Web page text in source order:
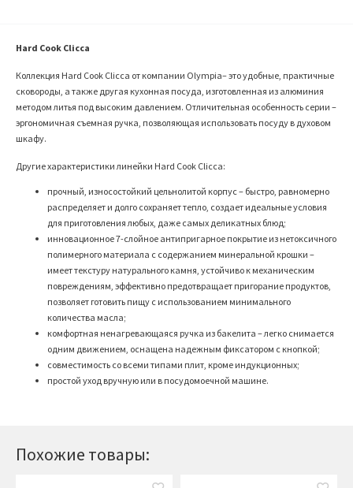
Похожие товары:
Hard Cook Clicca
Коллекция Hard Cook Clicca от компании Olympia– это удобные, практичные
сковороды, а также другая кухонная посуда, изготовленная из алюминия
методом литья под высоким давлением. Отличительная особенность серии –
эргономичная съемная ручка, позволяющая использовать посуду в духовом
шкафу.
Другие характеристики линейки Hard Cook Clicca:
прочный, износостойкий цельнолитой корпус – быстро, равномерно
распределяет и долго сохраняет тепло, создает идеальные условия
для приготовления любых, даже самых деликатных блюд;
инновационное 7-слойное антипригарное покрытие из нетоксичного
полимерного материала с содержанием минеральной крошки –
имеет текстуру натурального камня, устойчиво к механическим
повреждениям, эффективно предотвращает пригорание продуктов,
позволяет готовить пищу с использованием минимального
количества масла;
комфортная ненагревающаяся ручка из бакелита – легко снимается
одним движением, оснащена надежным фиксатором с кнопкой;
совместимость со всеми типами плит, кроме индукционных;
простой уход вручную или в посудомоечной машине.